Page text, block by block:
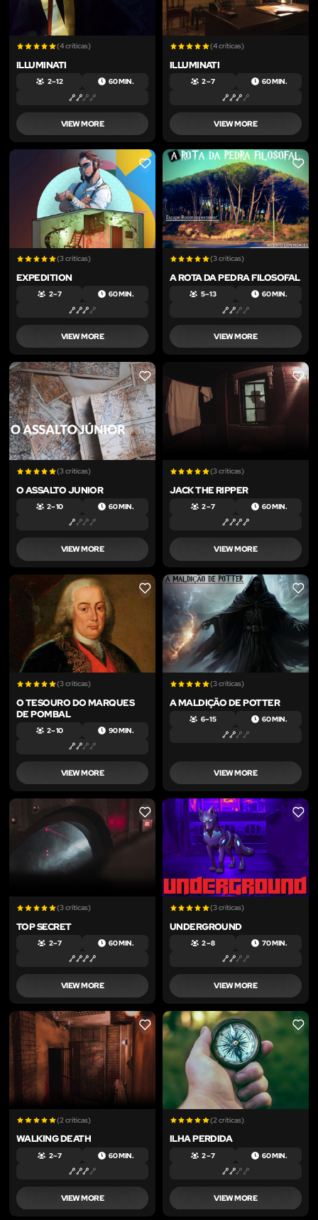
(4 críticas)
ILLUMINATI
2 – 12 60 MIN.
VIEW MORE
(4 críticas)
ILLUMINATI
2 – 7 60 MIN.
VIEW MORE
LIKE
(3 críticas)
EXPEDITION
2 – 7 60 MIN.
VIEW MORE
LIKE
(3 críticas)
A ROTA DA PEDRA FILOSOFAL
5 – 13 60 MIN.
VIEW MORE
LIKE
(3 críticas)
O ASSALTO JUNIOR
2 – 10 60 MIN.
VIEW MORE
LIKE
(3 críticas)
JACK THE RIPPER
2 – 7 60 MIN.
VIEW MORE
LIKE
(3 críticas)
O TESOURO DO MARQUES
DE POMBAL
2 – 10 90 MIN.
VIEW MORE
LIKE
(3 críticas)
A MALDIÇÃO DE POTTER
6 – 15 60 MIN.
VIEW MORE
LIKE
(3 críticas)
TOP SECRET
2 – 7 60 MIN.
VIEW MORE
LIKE
(3 críticas)
UNDERGROUND
2 – 8 70 MIN.
VIEW MORE
LIKE
(2 críticas)
WALKING DEATH
2 – 7 60 MIN.
VIEW MORE
LIKE
(2 críticas)
ILHA PERDIDA
2 – 7 60 MIN.
VIEW MORE